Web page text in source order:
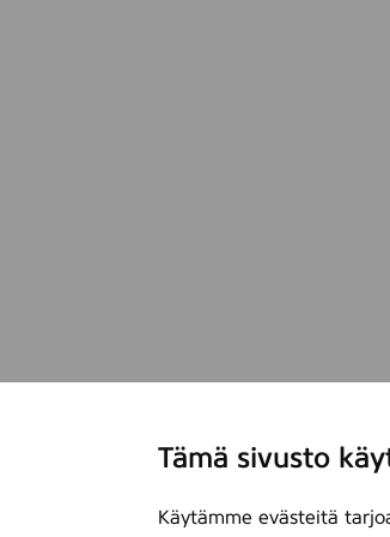
Tämä sivusto
Käytämme evästeitä